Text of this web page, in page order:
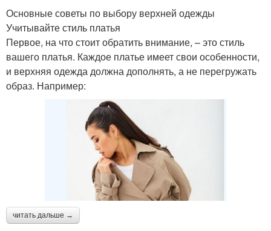
Основные советы по выбору верхней одежды
Учитывайте стиль платья
Первое, на что стоит обратить внимание, – это стиль
вашего платья. Каждое платье имеет свои особенности,
и верхняя одежда должна дополнять, а не перегружать
образ. Например:
читать дальше →